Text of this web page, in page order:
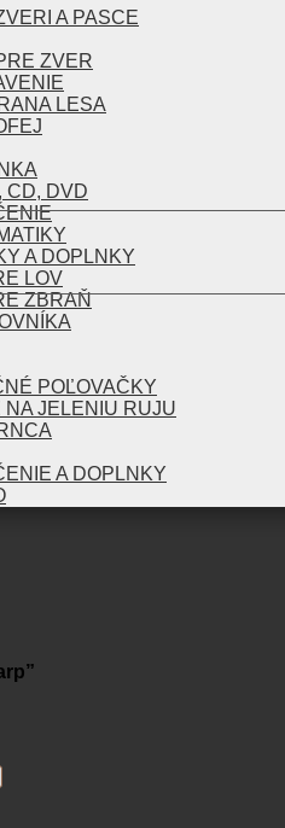
A PASCE
ZVER
LESA
CD, DVD
A DOPLNKY
LOV
ZBRAŇ
POĽOVAČKY
JELENIU RUJU
A DOPLNKY